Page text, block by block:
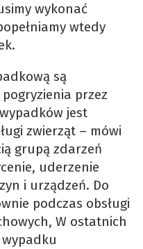
wykonać
wtedy
są
przez
jest
zwierząt – mówi
grupą zdarzeń
uderzenie
i urządzeń. Do
podczas obsługi
W ostatnich